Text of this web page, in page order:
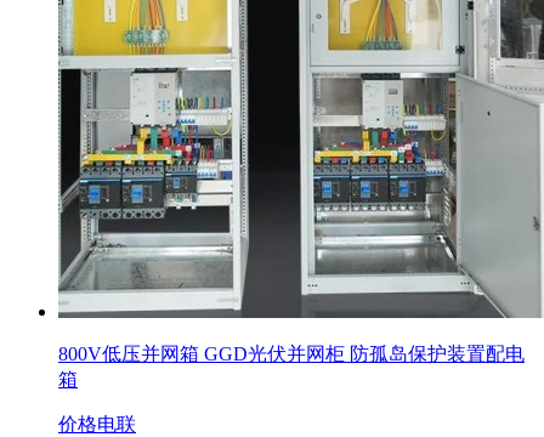
800V低压并网箱 GGD光伏并网柜 防孤岛保护装置配电
箱
价格电联